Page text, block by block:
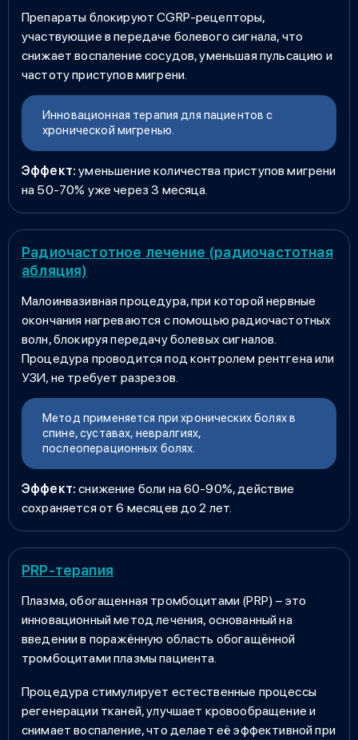
Препараты блокируют CGRP-рецепторы,
участвующие в передаче болевого сигнала, что
снижает воспаление сосудов, уменьшая пульсацию и
частоту приступов мигрени.
Инновационная терапия для пациентов с
хронической мигренью.
Эффект: уменьшение количества приступов мигрени
на 50-70% уже через 3 месяца.
Радиочастотное лечение (радиочастотная
абляция)
Малоинвазивная процедура, при которой нервные
окончания нагреваются с помощью радиочастотных
волн, блокируя передачу болевых сигналов.
Процедура проводится под контролем рентгена или
УЗИ, не требует разрезов.
Метод применяется при хронических болях в
спине, суставах, невралгиях,
послеоперационных болях.
Эффект: снижение боли на 60-90%, действие
сохраняется от 6 месяцев до 2 лет.
PRP-терапия
Плазма, обогащенная тромбоцитами (PRP)– это
инновационный метод лечения, основанный на
введении в поражённую область обогащённой
тромбоцитами плазмы пациента.
Процедура стимулирует естественные процессы
регенерации тканей, улучшает кровообращение и
снимает воспаление, что делает её эффективной при